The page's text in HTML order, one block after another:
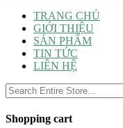
TRANG CHỦ
GIỚI THIỆU
SẢN PHẨM
TIN TỨC
LIÊN HỆ
Shopping cart